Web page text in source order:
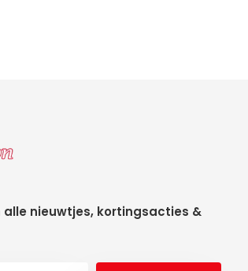
alle nieuwtjes, kortingsacties &